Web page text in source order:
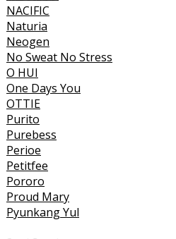
NACIFIC
Naturia
Neogen
No Sweat No Stress
O HUI
One Days You
OTTIE
Purito
Purebess
Perioe
Petitfee
Pororo
Proud Mary
Pyunkang Yul